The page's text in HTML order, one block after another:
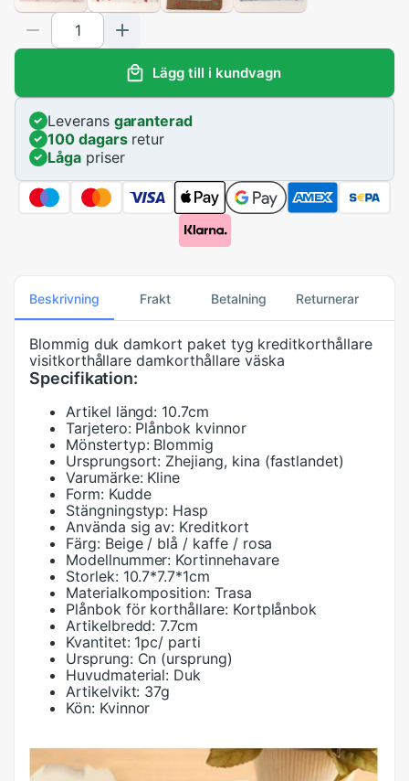
Lägg till i kundvagn
Leverans garanterad
100 dagarsretur
Lågapriser
Beskrivning Frakt Betalning Returnerar
Blommig duk damkort paket tyg kreditkorthållare
visitkorthållare damkorthållare väska
Specifikation:
Artikel längd: 10.7cm
Tarjetero: Plånbok kvinnor
Mönstertyp: Blommig
Ursprungsort: Zhejiang, kina (fastlandet)
Varumärke: Kline
Form: Kudde
Stängningstyp: Hasp
Använda sig av: Kreditkort
Färg: Beige / blå / kaffe / rosa
Modellnummer: Kortinnehavare
Storlek: 10.7*7.7*1cm
Materialkomposition: Trasa
Plånbok för korthållare: Kortplånbok
Artikelbredd: 7.7cm
Kvantitet: 1pc/ parti
Ursprung: Cn (ursprung)
Huvudmaterial: Duk
Artikelvikt: 37g
Kön: Kvinnor